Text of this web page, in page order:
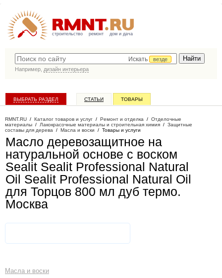
строительство ремонт дом и дача
Искать
везде
Например, дизайн интерьера
ВЫБРАТЬ РАЗДЕЛ СТАТЬИ ТОВАРЫ
RMNT.RU / Каталог товаров и услуг / Ремонт и отделка / Отделочные
материалы / Лакокрасочные материалы и строительная химия / Защитные
составы для дерева / Масла и воски / Товары и услуги
Масло деревозащитное на
натуральной основе с воском
Sealit Sealit Professional Natural
Oil Sealit Professional Natural Oil
для Торцов 800 мл дуб термо.
Москва
Масла и воски